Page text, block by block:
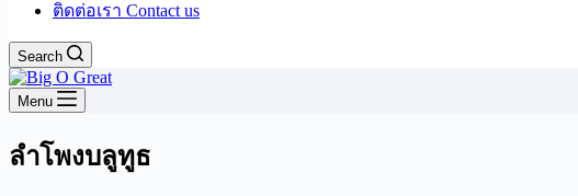
ติดต่อเรา Contact us
Search
Menu
ลำโพงบลูทูธ